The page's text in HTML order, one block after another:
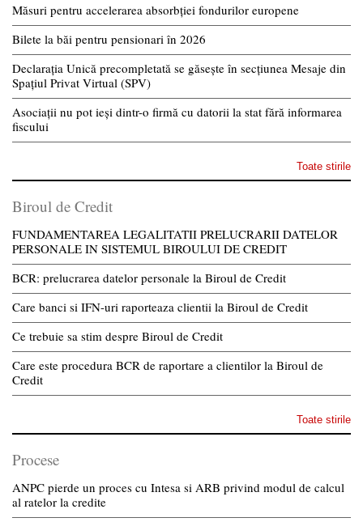
Măsuri pentru accelerarea absorbției fondurilor europene
Bilete la băi pentru pensionari în 2026
Declarația Unică precompletată se găsește în secțiunea Mesaje din
Spațiul Privat Virtual (SPV)
Asociații nu pot ieși dintr-o firmă cu datorii la stat fără informarea
fiscului
Toate stirile
Biroul de Credit
FUNDAMENTAREA LEGALITATII PRELUCRARII DATELOR
PERSONALE IN SISTEMUL BIROULUI DE CREDIT
BCR: prelucrarea datelor personale la Biroul de Credit
Care banci si IFN-uri raporteaza clientii la Biroul de Credit
Ce trebuie sa stim despre Biroul de Credit
Care este procedura BCR de raportare a clientilor la Biroul de
Credit
Toate stirile
Procese
ANPC pierde un proces cu Intesa si ARB privind modul de calcul
al ratelor la credite